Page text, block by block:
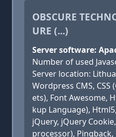
OBSCURE
URE (...)
Server software:
Number of used
Server location:
Wordpress CMS, CSS
ets), Font Awesome,
kup Language),
jQuery, jQuery
processor), Pingback,